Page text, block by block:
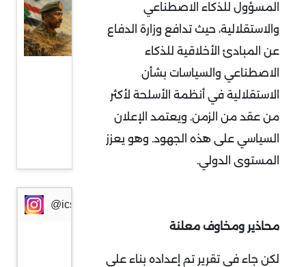
المسؤول للذكاء الاصطناعي
والاستقلالية، حيث تدافع وزارة الدفاع
عن المبادئ الأخلاقية للذكاء
الاصطناعي والسياسات بشأن
الاستقلالية في أنظمة الأسلحة لأكثر
من عقد من الزمن. ويعتمد الإعلان
السياسي على هذه الجهود. وهو يعزز
المستوى الدولي.
محاذير ومخاوف معلنة
لكن جاء في تقرير تم إعداده بناء على
وإثيوبيا:
جديدة
في
@icssresearch